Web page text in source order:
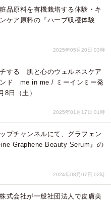
品原料を有機栽培する体験・キ
ケア原料の『ハーブ収穫体験
2025年05月20日 03時
する 肌と心のウェルネスケア
ンド me in me / ミーインミー発
8日（土）
2025年01月17日 01時
プチャンネルにて、グラフェン
Graphene Beauty Serum』の
2024年08月07日 02時
式会社が一般社団法人で皮膚美